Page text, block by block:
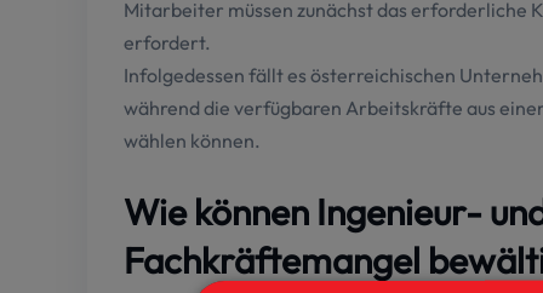
Mitarbeiter müssen zunächst das erforderliche
erfordert.
Infolgedessen fällt es österreichischen
während die verfügbaren Arbeitskräfte aus
wählen können.
Wie können Ingenieur-
Fachkräftemangel